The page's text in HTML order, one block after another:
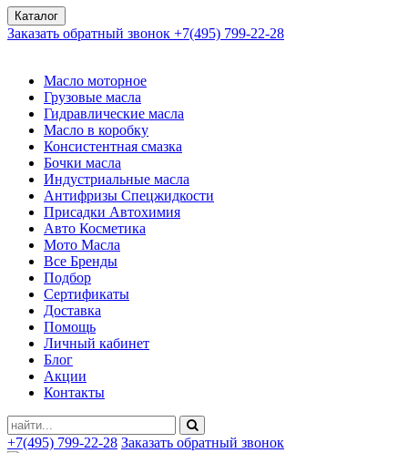
Каталог
Заказать обратный звонок +7(495) 799-22-28
Масло моторное
Грузовые масла
Гидравлические масла
Масло в коробку
Консистентная смазка
Бочки масла
Индустриальные масла
Антифризы Спецжидкости
Присадки Автохимия
Авто Косметика
Мото Масла
Все Бренды
Подбор
Сертификаты
Доставка
Помощь
Личный кабинет
Блог
Акции
Контакты
+7(495) 799-22-28 Заказать обратный звонок